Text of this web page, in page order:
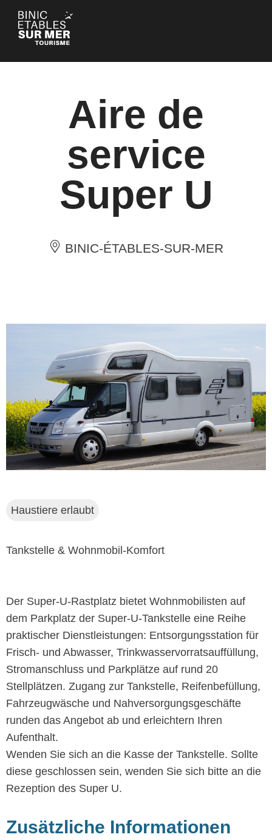
Cookie-Einstellungen
Aire de
service
Super U
BINIC-ÉTABLES-SUR-MER
Haustiere erlaubt
Tankstelle & Wohnmobil-Komfort
Der Super-U-Rastplatz bietet Wohnmobilisten auf
dem Parkplatz der Super-U-Tankstelle eine Reihe
praktischer Dienstleistungen: Entsorgungsstation für
Frisch- und Abwasser, Trinkwasservorratsauffüllung,
Stromanschluss und Parkplätze auf rund 20
Stellplätzen. Zugang zur Tankstelle, Reifenbefüllung,
Fahrzeugwäsche und Nahversorgungsgeschäfte
runden das Angebot ab und erleichtern Ihren
Aufenthalt.
Wenden Sie sich an die Kasse der Tankstelle. Sollte
diese geschlossen sein, wenden Sie sich bitte an die
Rezeption des Super U.
Zusätzliche Informationen